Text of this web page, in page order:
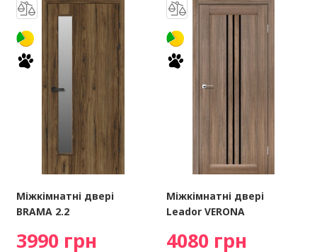
Міжкімнатні двері
BRAMA 2.2
3990 грн
Міжкімнатні двері
Leador VERONA
4080 грн